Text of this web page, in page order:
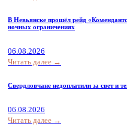
В Невьянске прошёл рейд
ночных ограничениях
06.08.2026
Читать далее →
Свердловчане недоплатили за свет и
06.08.2026
Читать далее →